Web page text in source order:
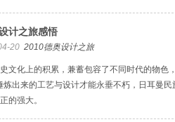
计之旅感悟
20 2010德奥设计之旅
文化上的积累，兼蓄包容了不同时代的物色
炼出来的工艺与设计才能永垂不朽，日耳曼民
的强大。